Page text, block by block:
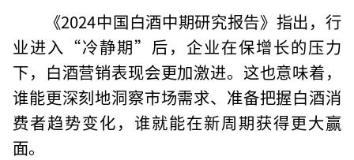
《2024中国白酒中期研究报告》指出，行
业进入“冷静期”后，企业在保增长的压力
下，白酒营销表现会更加激进。这也意味着，
谁能更深刻地洞察市场需求、准备把握白酒消
费者趋势变化，谁就能在新周期获得更大赢
面。